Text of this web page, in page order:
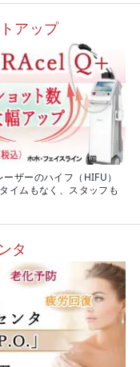
アップ
ザーのハイフ（HIFU）
イムもなく、スタッフも
タ